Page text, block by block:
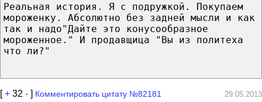
Реальная история. Я с подружкой. Покупаем
мороженку. Абсолютно без задней мысли и как
так и надо"Дайте это конусообразное
мороженное." И продавщица "Вы из политеха
что ли?"
[+ 32 - ] Комментировать цитату №82181 29.05.2013